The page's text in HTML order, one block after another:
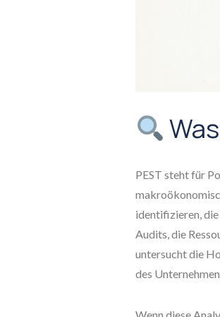
PEST steht für
identifizieren,
Audits, die
untersucht die
des